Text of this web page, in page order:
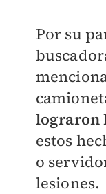
Por su
lograron
estos
o
lesiones.